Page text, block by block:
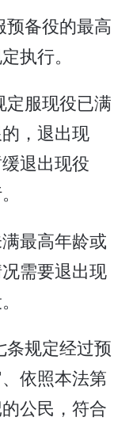
备役的最高
执行。
服现役已满
，退出现
退出现役
最高年龄或
需要退出现
规定经过预
依照本法第
公民，符合